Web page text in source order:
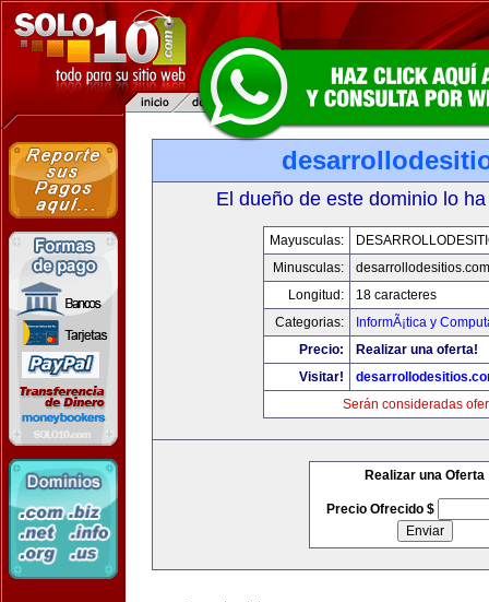
El dueño de este dominio lo
Mayusculas:
Minusculas:
desarrollodesitios.com
Longitud:
18 caracteres
Categorias:
InformÃ¡tica y
Precio:
Realizar una oferta!
Visitar!
Serán consideradas
Realizar una Oferta
Precio Ofrecido $